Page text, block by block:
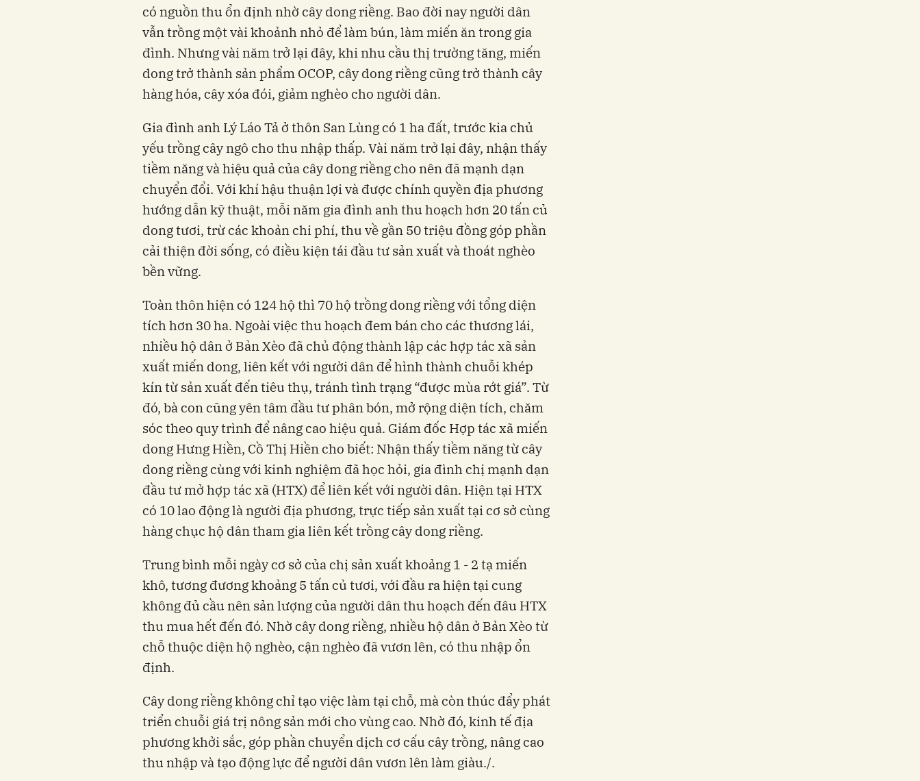
có nguồn thu ổn định nhờ cây dong riềng. Bao đời nay người dân
vẫn trồng một vài khoảnh nhỏ để làm bún, làm miến ăn trong gia
đình. Nhưng vài năm trở lại đây, khi nhu cầu thị trường tăng, miến
dong trở thành sản phẩm OCOP, cây dong riềng cũng trở thành cây
hàng hóa, cây xóa đói, giảm nghèo cho người dân.
Gia đình anh Lý Láo Tả ở thôn San Lùng có 1 ha đất, trước kia chủ
yếu trồng cây ngô cho thu nhập thấp. Vài năm trở lại đây, nhận thấy
tiềm năng và hiệu quả của cây dong riềng cho nên đã mạnh dạn
chuyển đổi. Với khí hậu thuận lợi và được chính quyền địa phương
hướng dẫn kỹ thuật, mỗi năm gia đình anh thu hoạch hơn 20 tấn củ
dong tươi, trừ các khoản chi phí, thu về gần 50 triệu đồng góp phần
cải thiện đời sống, có điều kiện tái đầu tư sản xuất và thoát nghèo
bền vững.
Toàn thôn hiện có 124 hộ thì 70 hộ trồng dong riềng với tổng diện
tích hơn 30 ha. Ngoài việc thu hoạch đem bán cho các thương lái,
nhiều hộ dân ở Bản Xèo đã chủ động thành lập các hợp tác xã sản
xuất miến dong, liên kết với người dân để hình thành chuỗi khép
kín từ sản xuất đến tiêu thụ, tránh tình trạng “được mùa rớt giá”. Từ
đó, bà con cũng yên tâm đầu tư phân bón, mở rộng diện tích, chăm
sóc theo quy trình để nâng cao hiệu quả. Giám đốc Hợp tác xã miến
dong Hưng Hiền, Cồ Thị Hiền cho biết: Nhận thấy tiềm năng từ cây
dong riềng cùng với kinh nghiệm đã học hỏi, gia đình chị mạnh dạn
đầu tư mở hợp tác xã (HTX) để liên kết với người dân. Hiện tại HTX
có 10 lao động là người địa phương, trực tiếp sản xuất tại cơ sở cùng
hàng chục hộ dân tham gia liên kết trồng cây dong riềng.
Trung bình mỗi ngày cơ sở của chị sản xuất khoảng 1 - 2 tạ miến
khô, tương đương khoảng 5 tấn củ tươi, với đầu ra hiện tại cung
không đủ cầu nên sản lượng của người dân thu hoạch đến đâu HTX
thu mua hết đến đó. Nhờ cây dong riềng, nhiều hộ dân ở Bản Xèo từ
chỗ thuộc diện hộ nghèo, cận nghèo đã vươn lên, có thu nhập ổn
định.
Cây dong riềng không chỉ tạo việc làm tại chỗ, mà còn thúc đẩy phát
triển chuỗi giá trị nông sản mới cho vùng cao. Nhờ đó, kinh tế địa
phương khởi sắc, góp phần chuyển dịch cơ cấu cây trồng, nâng cao
thu nhập và tạo động lực để người dân vươn lên làm giàu./.